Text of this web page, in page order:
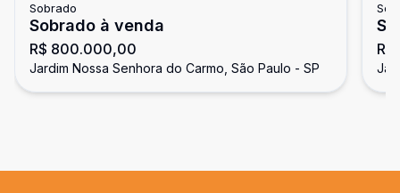
Sobrado
Sobrado à venda
R$ 800.000,00
Jardim Nossa Senhora do Carmo, São Paulo - SP